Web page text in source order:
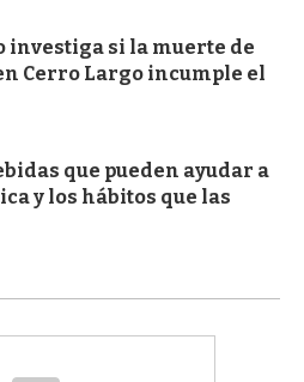
investiga si la muerte de
Cerro Largo incumple el
que pueden ayudar a
y los hábitos que las